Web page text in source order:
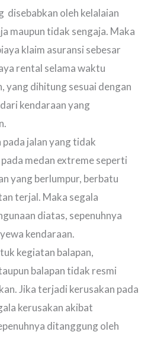
disebabkan oleh kelalaian
maupun tidak sengaja. Maka
klaim asuransi sebesar
rental selama waktu
yang dihitung sesuai dengan
kendaraan yang
jalan yang tidak
medan extreme seperti
yang berlumpur, berbatu
terjal. Maka segala
diatas, sepenuhnya
kendaraan.
kegiatan balapan,
balapan tidak resmi
Jika terjadi kerusakan pada
kerusakan akibat
ditanggung oleh